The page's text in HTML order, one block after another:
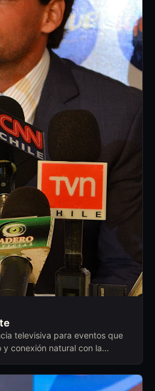
televisiva para eventos que
conexión natural con la